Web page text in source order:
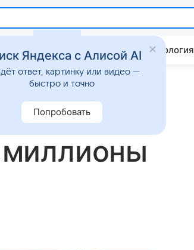
Гороскопы Стиль жизни Психология
миллионы
Яндекса с Алисой AI
ответ, картинку или видео —
быстро и точно
Попробовать